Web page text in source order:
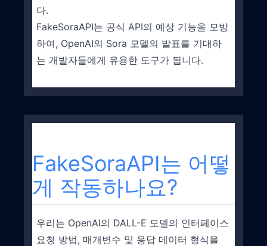
다.
FakeSoraAPI는 공식 API의 예상 기능을 모방
하여, OpenAI의 Sora 모델의 발표를 기대하
는 개발자들에게 유용한 도구가 됩니다.
FakeSoraAPI는 어떻
게 작동하나요?
우리는 OpenAI의 DALL-E 모델의 인터페이스
요청 방법, 매개변수 및 응답 데이터 형식을